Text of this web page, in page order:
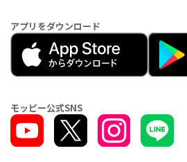
アプリをダウンロード
モッピー公式SNS